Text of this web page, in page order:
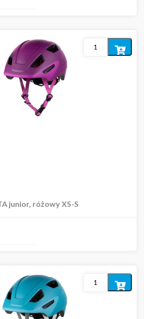
junior, różowy XS-S
Dodaj
Dodaj